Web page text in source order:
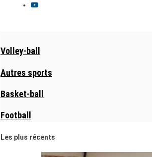
Volley-ball
Autres sports
Basket-ball
Football
Les plus récents